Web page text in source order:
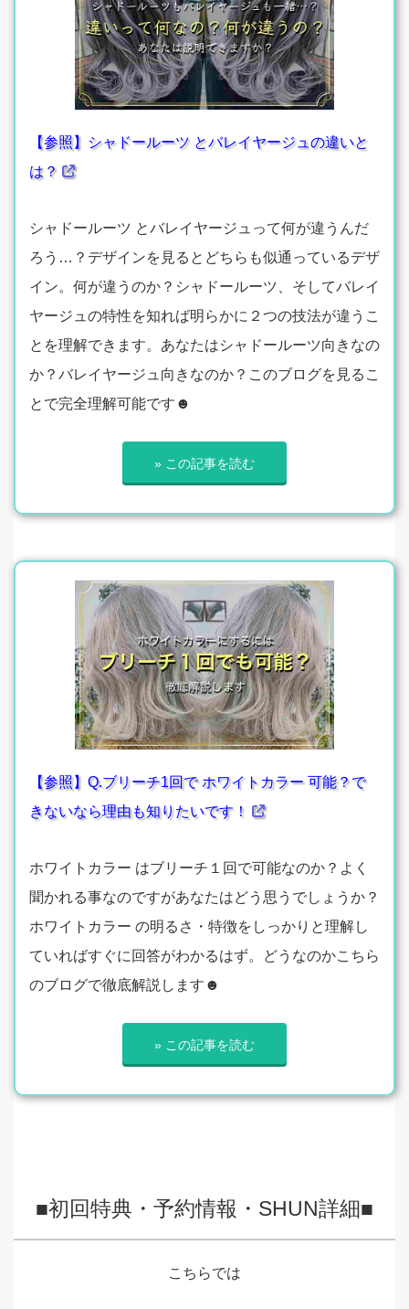
【参照】シャドールーツ とバレイヤージュの違いと
は？
シャドールーツ とバレイヤージュって何が違うんだ
ろう…？デザインを見るとどちらも似通っているデザ
イン。何が違うのか？シャドールーツ、そしてバレイ
ヤージュの特性を知れば明らかに２つの技法が違うこ
とを理解できます。あなたはシャドールーツ向きなの
か？バレイヤージュ向きなのか？このブログを見るこ
とで完全理解可能です☻
» この記事を読む
【参照】Q.ブリーチ1回で ホワイトカラー 可能？で
きないなら理由も知りたいです！
ホワイトカラー はブリーチ１回で可能なのか？よく
聞かれる事なのですがあなたはどう思うでしょうか？
ホワイトカラー の明るさ・特徴をしっかりと理解し
ていればすぐに回答がわかるはず。どうなのかこちら
のブログで徹底解説します☻
» この記事を読む
■初回特典・予約情報・SHUN詳細■
こちらでは